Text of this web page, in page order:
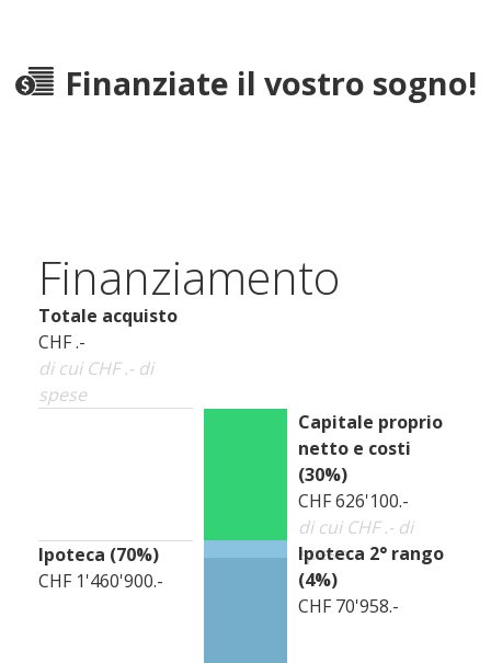
Finanziate il vostro sogno!
Finanziamento
Totale acquisto
CHF .-
di cui CHF .- di
spese
Capitale proprio
netto e costi
(30%)
CHF 626'100.-
di cui CHF .- di
spese
Ipoteca (70%)
CHF 1'460'900.-
Ipoteca 2° rango
(4%)
CHF 70'958.-